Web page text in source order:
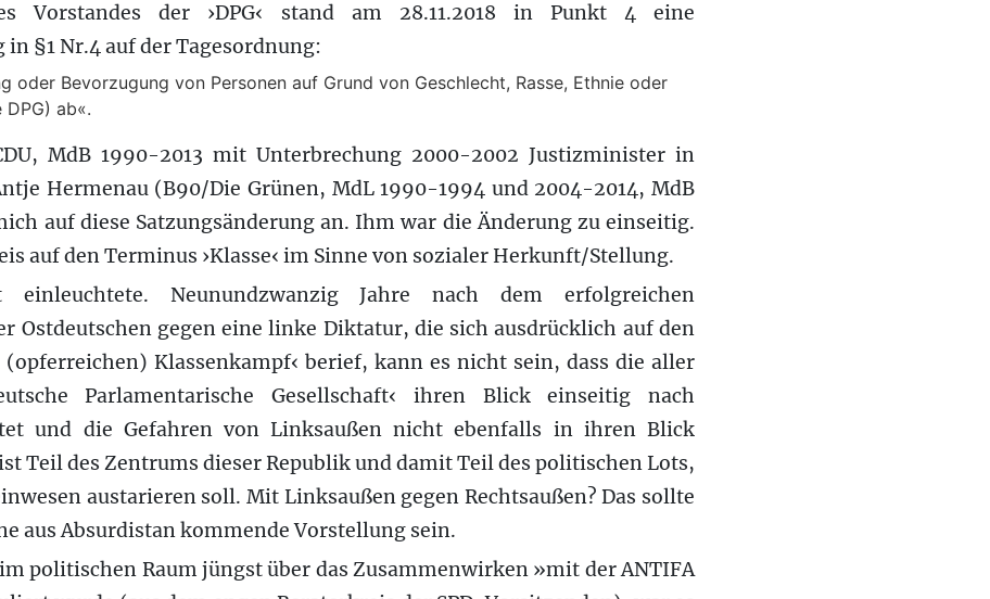
Vorstandes der ›DPG‹ stand am 28.11.2018 in Punkt 4 eine
in §1 Nr.4 auf der Tagesordnung:
oder Bevorzugung von Personen auf Grund von Geschlecht, Rasse, Ethnie oder
ab«.
MdB 1990-2013 mit Unterbrechung 2000-2002 Justizminister in
Hermenau (B90/Die Grünen, MdL 1990-1994 und 2004-2014, MdB
auf diese Satzungsänderung an. Ihm war die Änderung zu einseitig.
auf den Terminus ›Klasse‹ im Sinne von sozialer Herkunft/Stellung.
Neunundzwanzig Jahre nach dem erfolgreichen
Ostdeutschen gegen eine linke Diktatur, die sich ausdrücklich auf den
Klassenkampf‹ berief, kann es nicht sein, dass die aller
Parlamentarische Gesellschaft‹ ihren Blick einseitig nach
und die Gefahren von Linksaußen nicht ebenfalls in ihren Blick
ist Teil des Zentrums dieser Republik und damit Teil des politischen Lots,
austarieren soll. Mit Linksaußen gegen Rechtsaußen? Das sollte
aus Absurdistan kommende Vorstellung sein.
politischen Raum jüngst über das Zusammenwirken »mit der ANTIFA